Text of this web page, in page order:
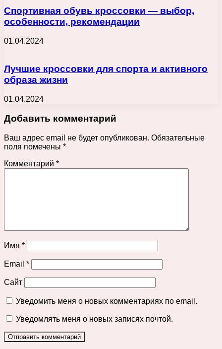
Спортивная обувь кроссовки — выбор,
особенности, рекомендации
01.04.2024
Лучшие кроссовки для спорта и активного
образа жизни
01.04.2024
Добавить комментарий
Ваш адрес email не будет опубликован. Обязательные
поля помечены *
Комментарий *
Имя *
Email *
Сайт
Уведомить меня о новых комментариях по email.
Уведомлять меня о новых записях почтой.